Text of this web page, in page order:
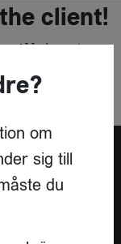
client!
is not a
om
sig till
du